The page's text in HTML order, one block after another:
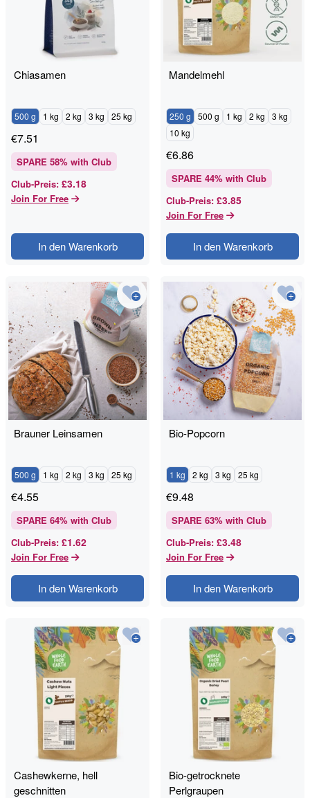
Chiasamen
500 g 1 kg 2 kg 3 kg 25 kg
€7.51
SPARE 58% with Club
Club-Preis: £3.18
Join For Free
In den Warenkorb
Mandelmehl
250 g 500 g 1 kg 2 kg
3 kg
10 kg
€6.86
SPARE 44% with Club
Club-Preis: £3.85
Join For Free
In den Warenkorb
Brauner Leinsamen
500 g 1 kg 2 kg 3 kg 25 kg
€4.55
SPARE 64% with Club
Club-Preis: £1.62
Join For Free
In den Warenkorb
Bio-Popcorn
1 kg 2 kg 3 kg 25 kg
€9.48
SPARE 63% with Club
Club-Preis: £3.48
Join For Free
In den Warenkorb
Cashewkerne, hell
geschnitten
Bio-getrocknete
Perlgraupen